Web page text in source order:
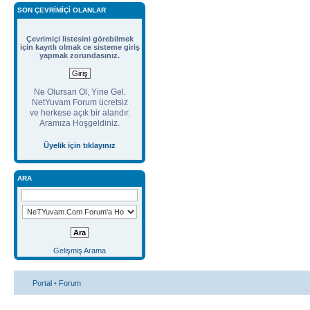
SON ÇEVRIMIÇI OLANLAR
Çevrimiçi listesini görebilmek
için kayıtlı olmak ce sisteme giriş
yapmak zorundasınız.
Ne Olursan Ol, Yine Gel.
NetYuvam Forum ücretsiz
ve herkese açık bir alandır.
Aramıza Hoşgeldiniz.
Üyelik için tıklayınız
ARA
Gelişmiş Arama
Portal • Forum